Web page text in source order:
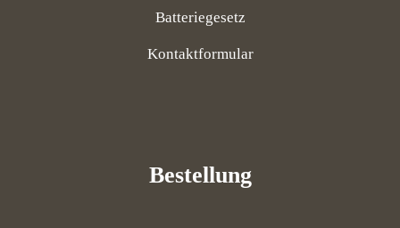
Batteriegesetz
Kontaktformular
Bestellung